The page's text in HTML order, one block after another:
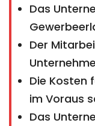
Das
Der
Die Kosten
im Voraus
Das